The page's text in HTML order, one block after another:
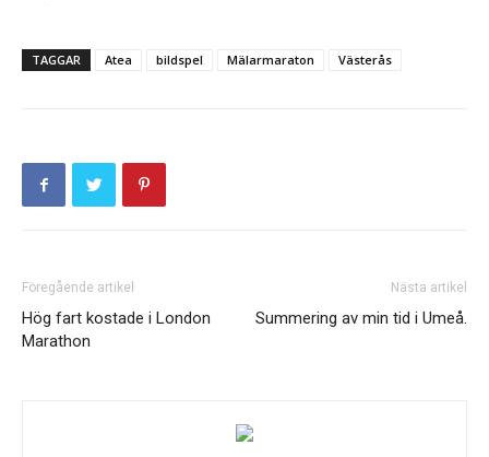
TAGGAR Atea bildspel Mälarmaraton Västerås
Föregående artikel
Hög fart kostade i London
Marathon
Nästa artikel
Summering av min tid i Umeå.